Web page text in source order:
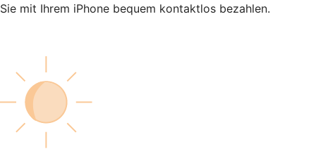
Sie mit Ihrem iPhone bequem kontaktlos bezahlen.